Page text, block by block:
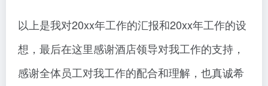
以上是我对20xx年工作的汇报和20xx年工作的设
想，最后在这里感谢酒店领导对我工作的支持，
感谢全体员工对我工作的配合和理解，也真诚希